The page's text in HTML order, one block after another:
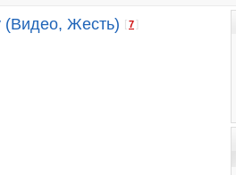
(Видео, Жесть) [7